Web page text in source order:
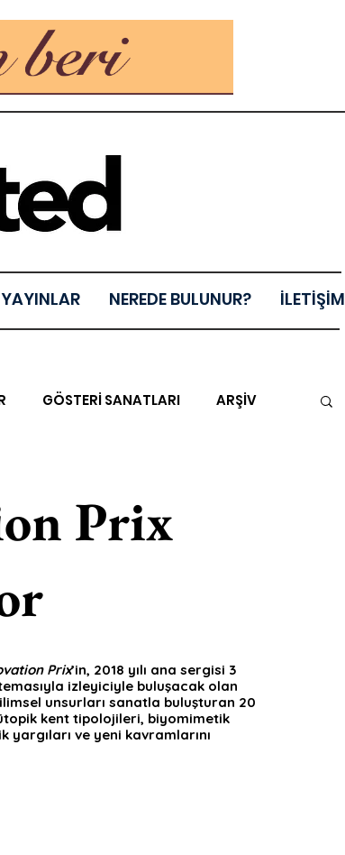
YAYINLAR NEREDE BULUNUR? İLETİŞİM
GÖSTERİ SANATLARI ARŞİV
SORULUK SOHBETLER
KIVRIM
Prix
Prix’in, 2018 yılı ana sergisi 3
izleyiciyle buluşacak olan
unsurları sanatla buluşturan 20
kent tipolojileri, biyomimetik
ve yeni kavramlarını